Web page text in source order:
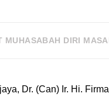
MUHASABAH DIRI
Dr. (Can) Ir. Hi.